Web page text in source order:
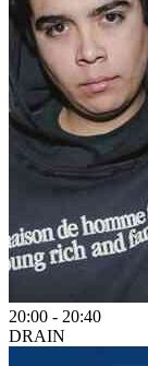
20:00 - 20:40
DRAIN